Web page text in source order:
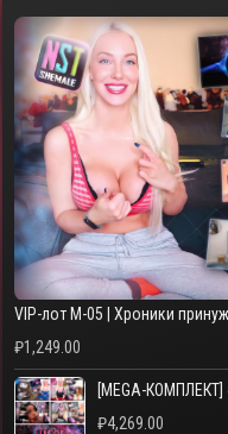
VIP-лот M-05 | Хроники
₽1,249.00
[MEGA-
₽4,269.00